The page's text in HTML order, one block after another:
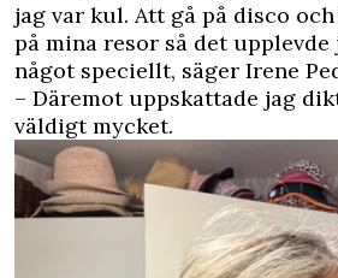
jag var kul. Att gå på disco
på mina resor så det upplevde
något speciellt, säger Irene
– Däremot uppskattade jag
väldigt mycket.